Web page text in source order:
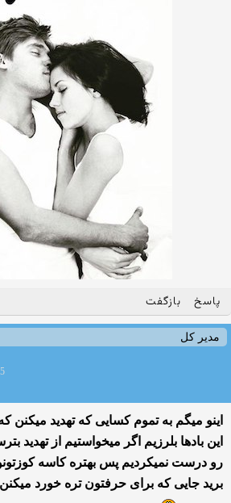
پاسخ بازگفت
مدیر کل
اینو میگم به تموم كسایی كه تهدید میكنن
این بادها بلرزیم اگر میخواستیم از تهدید
رو درست نمیكردیم پس بهتره كاسه كوزتونو
برید جایی كه برای حرفتون تره خورد میكنن